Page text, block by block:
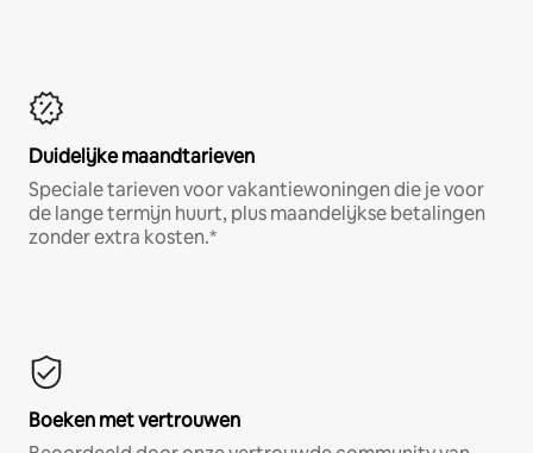
Duidelijke maandtarieven
Speciale tarieven voor vakantiewoningen die je voor
de lange termijn huurt, plus maandelijkse betalingen
zonder extra kosten.*
Boeken met vertrouwen